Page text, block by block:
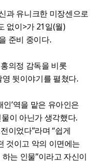
과 유니크한 미장센으로
없이>가 21일(월)
준비 중이다.
의정 감독을 비롯
뒷이야기를 펼쳤다.
’역을 맡은 유아인은
이 아닌가 생각했다.
이었다”라며 “쉽게
것이고 악의 이면에는
는 인물”이라고 자신이